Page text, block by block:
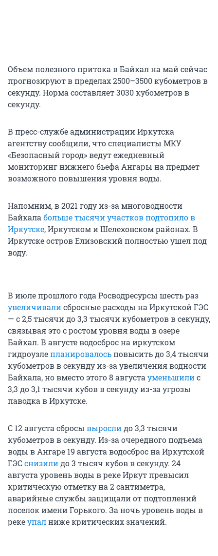
Объем полезного притока в Байкал на май сейчас
прогнозируют в пределах 2500–3500 кубометров в
секунду. Норма составляет 3030 кубометров в
секунду.
В пресс-службе администрации Иркутска
агентству сообщили, что специалисты МКУ
«Безопасный город» ведут ежедневный
мониторинг нижнего бьефа Ангары на предмет
возможного повышения уровня воды.
Напомним, в 2021 году из-за многоводности
Байкала больше тысячи участков подтопило в
Иркутске, Иркутском и Шелеховском районах. В
Иркутске остров Елизовский полностью ушел под
воду.
В июле прошлого года Росводресурсы шесть раз
увеличивалисбросные расходы на Иркутской ГЭС
— с 2,5 тысячи до 3,3 тысячи кубометров в секунду,
связывая это с ростом уровня воды в озере
Байкал. В августе водосброс на иркутском
гидроузлепланировалосьповысить до 3,4 тысячи
кубометров в секунду из-за увеличения водности
Байкала, но вместо этого 8 августа уменьшилис
3,3 до 3,1 тысячи кубов в секунду из-за угрозы
паводка в Иркутске.
С 12 августа сбросы вырослидо 3,3 тысячи
кубометров в секунду. Из-за очередного подъема
воды в Ангаре 19 августа водосброс на Иркутской
ГЭСснизилидо 3 тысяч кубов в секунду. 24
августа уровень воды в реке Иркут превысил
критическую отметку на 2 сантиметра,
аварийные службы защищали от подтоплений
поселок имени Горького. За ночь уровень воды в
рекеупалниже критических значений.